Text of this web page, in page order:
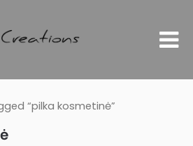
“pilka kosmetinė”